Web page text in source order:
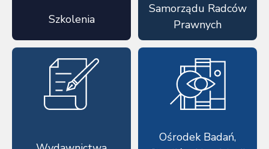
Szkolenia
Samorządu Radców
Prawnych
Ośrodek Badań,